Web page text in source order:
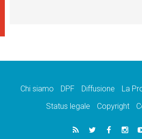
Chi siamo DPF Diffusione La
Status legale
Copyright